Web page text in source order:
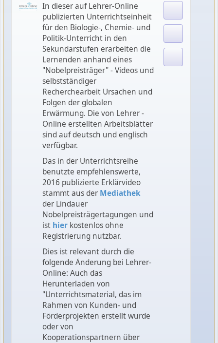
In dieser auf Lehrer-Online
publizierten Unterrichtseinheit
für den Biologie-, Chemie- und
Politik-Unterricht in den
Sekundarstufen erarbeiten die
Lernenden anhand eines
"Nobelpreisträger" - Videos und
selbstständiger
Recherchearbeit Ursachen und
Folgen der globalen
Erwärmung. Die von Lehrer -
Online erstellten Arbeitsblätter
sind auf deutsch und englisch
verfügbar.
Das in der Unterrichtsreihe
benutzte empfehlenswerte,
2016 publizierte Erklärvideo
stammt aus der Mediathek
der Lindauer
Nobelpreisträgertagungen und
ist hier kostenlos ohne
Registrierung nutzbar.
Dies ist relevant durch die
folgende Änderung bei Lehrer-
Online: Auch das
Herunterladen von
"Unterrichtsmaterial, das im
Rahmen von Kunden- und
Förderprojekten erstellt wurde
oder von
Kooperationspartnern über